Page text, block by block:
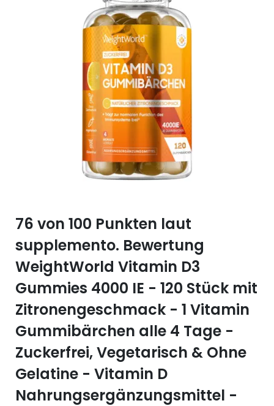
Selen (Se)
Silicium (Si)
Zink (Zn)
Vitamin B12
Vitamin C
Vitamin D
Vitamin E
Vitamin K
Vitamin Q (Q10)
76 von 100 Punkten laut
supplemento. Bewertung
WeightWorld Vitamin D3
Gummies 4000 IE - 120 Stück mit
Zitronengeschmack - 1 Vitamin
Gummibärchen alle 4 Tage -
Zuckerfrei, Vegetarisch & Ohne
Gelatine - Vitamin D
Nahrungsergänzungsmittel -